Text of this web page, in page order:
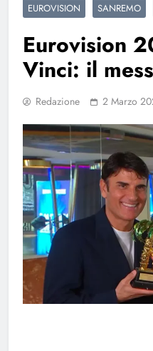
EUROVISION SANREMO
Eurovision
Vinci: il
Redazione 2 Marzo